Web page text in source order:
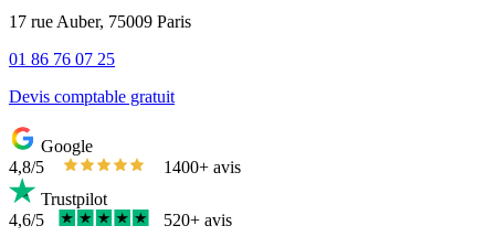
17 rue Auber, 75009 Paris
01 86 76 07 25
Devis comptable gratuit
Google
4,8/5
1400+ avis
Trustpilot
4,6/5
520+ avis